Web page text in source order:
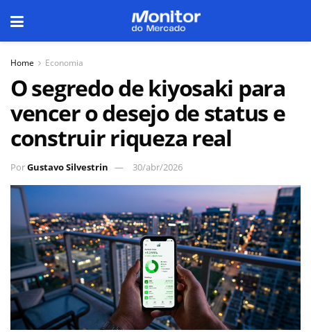
Home Economia
O segredo de kiyosaki para
vencer o desejo de status e
construir riqueza real
PorGustavo Silvestrin 30/abr/2026